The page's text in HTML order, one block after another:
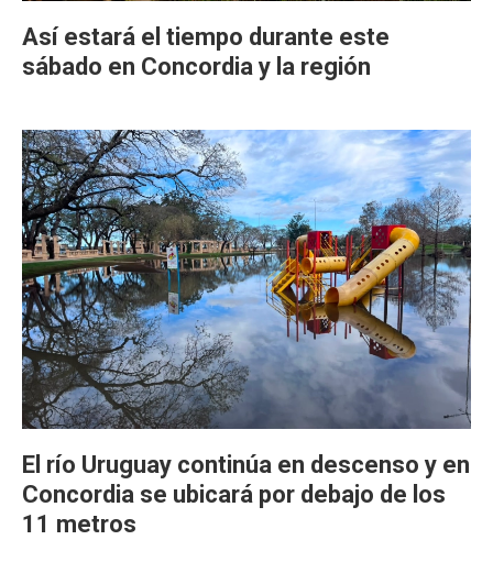
Así estará el tiempo durante este
sábado en Concordia y la región
El río Uruguay continúa en descenso y en
Concordia se ubicará por debajo de los
11 metros